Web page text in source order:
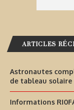
ARTICLES
Astronautes
de tableau solaire
Informations